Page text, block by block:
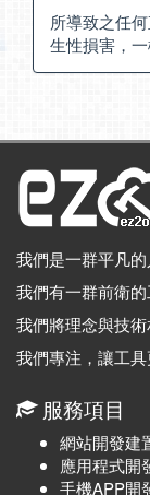
所導致之任
生性損害，一
我們是一群平凡的
我們有一群前衛的
我們將理念與技術
我們專注，讓工具
服務項目
網站開發建
應用程式開
手機APP開